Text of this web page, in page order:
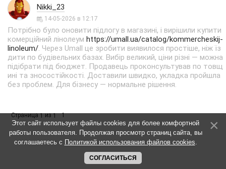
Nikki_23
14-05-2026 в 12:17
Потрібно було оновити підлогу в магазині, і вирішили купити
комерційний лінолеум https://umall.ua/catalog/kommercheskij-
linoleum/. Через Umall це зробити виявилося простіше, ніж їз
дити по будівельних базах. Вибір великий, ціни різні — можна
підібрати під бюджет. Продавець проконсультував по товщ
ині та зносостійкості. Доставили швидко, укладка пройшла
без проблем. Для бізнесу — нормальне рішення.
Страница1из1 1
Этот сайт использует файлы cookies для более комфортной
работы пользователя. Продолжая просмотр страниц сайта, вы
соглашаетесь с Политикой использования файлов cookies.
СОГЛАСИТЬСЯ